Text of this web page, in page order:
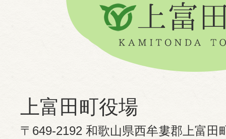
上富田町役場
〒649-2192 和歌山県西牟婁郡上富田